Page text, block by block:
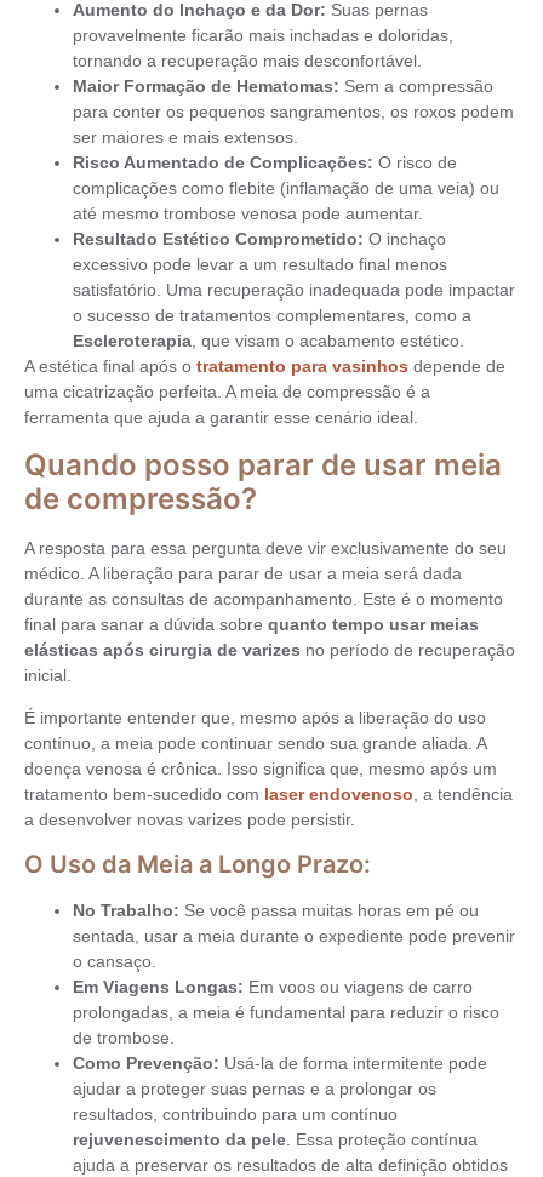
Aumento do Inchaço e da Dor: Suas pernas
provavelmente ficarão mais inchadas e doloridas,
tornando a recuperação mais desconfortável.
Maior Formação de Hematomas: Sem a compressão
para conter os pequenos sangramentos, os roxos podem
ser maiores e mais extensos.
Risco Aumentado de Complicações: O risco de
complicações como flebite (inflamação de uma veia) ou
até mesmo trombose venosa pode aumentar.
Resultado Estético Comprometido: O inchaço
excessivo pode levar a um resultado final menos
satisfatório. Uma recuperação inadequada pode impactar
o sucesso de tratamentos complementares, como a
Escleroterapia, que visam o acabamento estético.
A estética final após o tratamento para vasinhos depende de
uma cicatrização perfeita. A meia de compressão é a
ferramenta que ajuda a garantir esse cenário ideal.
Quando posso parar de usar meia
de compressão?
A resposta para essa pergunta deve vir exclusivamente do seu
médico. A liberação para parar de usar a meia será dada
durante as consultas de acompanhamento. Este é o momento
final para sanar a dúvida sobre quanto tempo usar meias
elásticas após cirurgia de varizes no período de recuperação
inicial.
É importante entender que, mesmo após a liberação do uso
contínuo, a meia pode continuar sendo sua grande aliada. A
doença venosa é crônica. Isso significa que, mesmo após um
tratamento bem-sucedido com laser endovenoso , a tendência
a desenvolver novas varizes pode persistir.
O Uso da Meia a Longo Prazo:
No Trabalho: Se você passa muitas horas em pé ou
sentada, usar a meia durante o expediente pode prevenir
o cansaço.
Em Viagens Longas: Em voos ou viagens de carro
prolongadas, a meia é fundamental para reduzir o risco
de trombose.
Como Prevenção: Usá-la de forma intermitente pode
ajudar a proteger suas pernas e a prolongar os
resultados, contribuindo para um contínuo
rejuvenescimento da pele. Essa proteção contínua
ajuda a preservar os resultados de alta definição obtidos